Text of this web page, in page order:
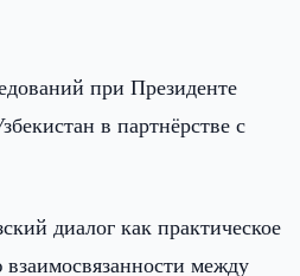
при Президенте
в партнёрстве с
диалог как практическое
между